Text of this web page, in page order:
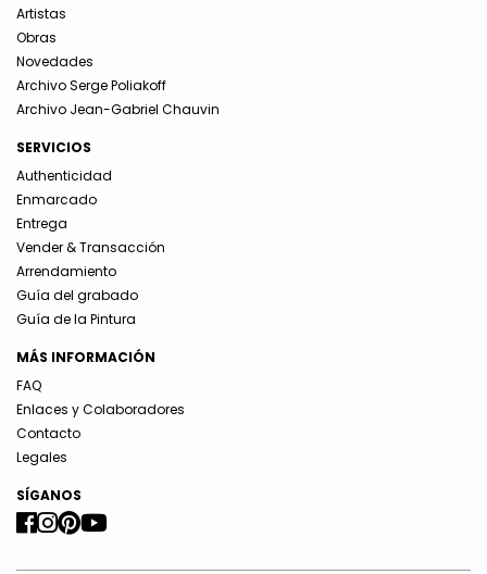
Artistas
Obras
Novedades
Archivo Serge Poliakoff
Archivo Jean-Gabriel Chauvin
SERVICIOS
Authenticidad
Enmarcado
Entrega
Vender & Transacción
Arrendamiento
Guía del grabado
Guía de la Pintura
MÁS INFORMACIÓN
FAQ
Enlaces y Colaboradores
Contacto
Legales
SÍGANOS